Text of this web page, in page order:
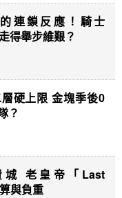
連鎖反應！騎士
得舉步維艱？
硬上限 金塊季後0
？
老皇帝「Last
與負重